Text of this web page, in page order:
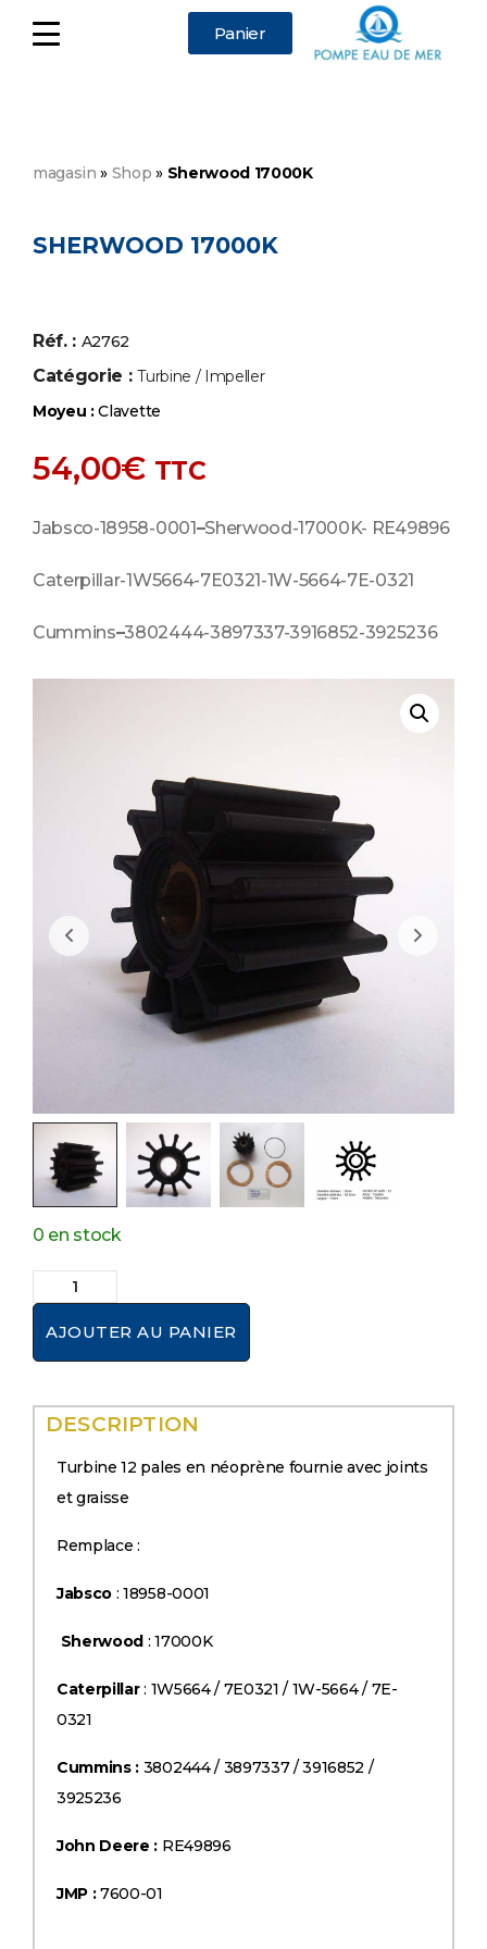
Panier
magasin » Shop » Sherwood 17000K
SHERWOOD 17000K
Réf. : A2762
Catégorie :Turbine / Impeller
Moyeu :Clavette
54,00€ TTC
Jabsco-18958-0001–Sherwood-17000K- RE49896
Caterpillar-1W5664-7E0321-1W-5664-7E-0321
Cummins–3802444-3897337-3916852-3925236
0 en stock
AJOUTER AU PANIER
DESCRIPTION
Turbine 12 pales en néoprène fournie avec joints
et graisse
Remplace :
Jabsco : 18958-0001
Sherwood : 17000K
Caterpillar: 1W5664 / 7E0321 / 1W-5664 / 7E-
0321
Cummins : 3802444 / 3897337 / 3916852 /
3925236
John Deere : RE49896
JMP :7600-01